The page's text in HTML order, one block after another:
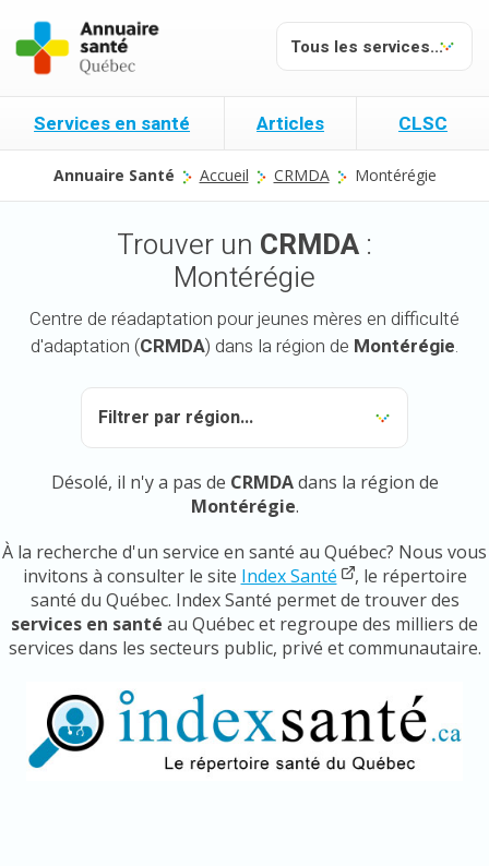
Services en santé Articles CLSC
Annuaire Santé Accueil CRMDA Montérégie
Trouver un CRMDA:
Montérégie
Centre de réadaptation pour jeunes mères en difficulté
d'adaptation (CRMDA) dans la région de Montérégie.
Désolé, il n'y a pas de CRMDAdans la région de
Montérégie.
À la recherche d'un service en santé au Québec? Nous vous
invitons à consulter le site Index Santé
, le répertoire
santé du Québec. Index Santé permet de trouver des
services en santé au Québec et regroupe des milliers de
services dans les secteurs public, privé et communautaire.